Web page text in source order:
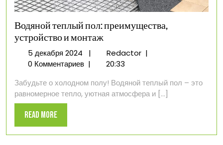
Водяной теплый пол: преимущества,
устройство и монтаж
5 декабря 20245
декабря
| RedactorВодяной
преимущества,
устройство
|
0 Комментариев |
20:33
Забудьте о холодном полу! Водяной теплый пол – это
равномерное тепло, уютная атмосфера и [...]
Read MoreRead
More